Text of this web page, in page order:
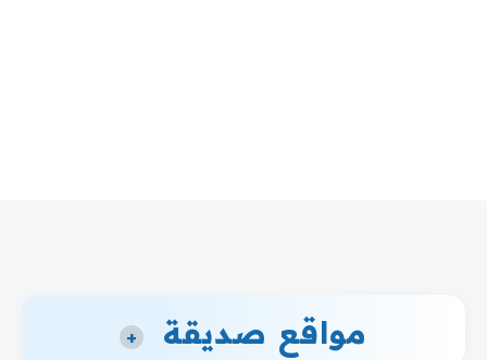
مواقع صديقة +